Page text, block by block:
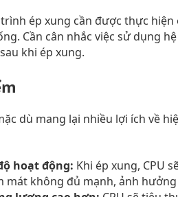
ép xung cần được thực
Cần cân nhắc việc sử dụng
khi ép xung.
dù mang lại nhiều lợi ích về
hoạt động: Khi ép xung, CPU
mát không đủ mạnh, ảnh